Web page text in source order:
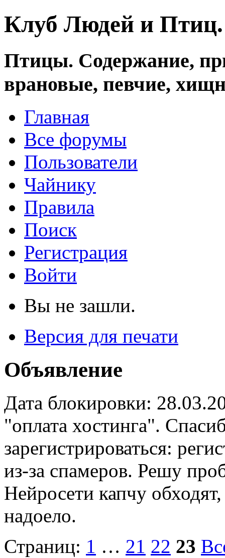
Клуб Людей и
Птицы. Содержание,
врановые, певчие,
Главная
Все форумы
Пользователи
Чайнику
Правила
Поиск
Регистрация
Войти
Вы не зашли.
Версия для печати
Объявление
Дата блокировки:
"оплата хостинга".
зарегистрироваться:
из-за спамеров. Решу
Нейросети капчу
надоело.
Страниц: 1 … 21 22 23